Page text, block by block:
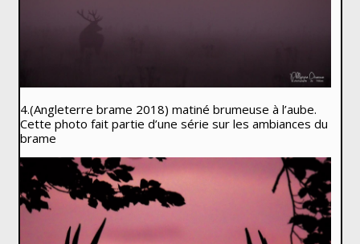
4.(Angleterre brame 2018) matiné brumeuse à l’aube.
Cette photo fait partie d’une série sur les ambiances du
brame